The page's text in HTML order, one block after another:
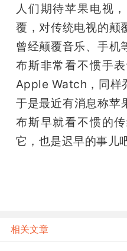
人们期待苹果电视
覆，对传统电视的颠
曾经颠覆音乐、手机
布斯非常看不惯手
Apple Watch，同样
于是最近有消息称苹
布斯早就看不惯的
它，也是迟早的事儿
相关文章